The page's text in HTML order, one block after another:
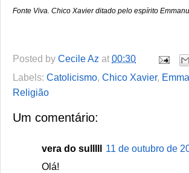
Fonte Viva. Chico Xavier ditado pelo espírito
Posted by Cecile Az at 00:30
Labels: Catolicismo, Chico Xavier,
Religião
Um comentário:
vera do sulllll
11 de outubro de
Olá!